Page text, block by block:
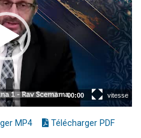
MP4 Télécharger PDF